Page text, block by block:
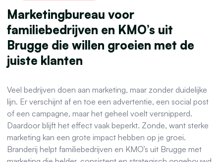
Marketingbureau voor
familiebedrijven en KMO’s uit
Brugge die willen groeien met de
juiste klanten
Veel bedrijven doen aan marketing, maar zonder duidelijke
lijn. Er verschijnt af en toe een advertentie, een social post
of een campagne, maar het geheel voelt versnipperd.
Daardoor blijft het effect vaak beperkt. Zonde, want sterke
marketing kan een grote impact hebben op je groei.
Branderij helpt familiebedrijven en KMO’s uit Brugge met